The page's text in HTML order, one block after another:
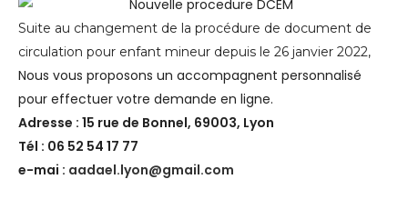
Suite au changement de la procédure de document de
circulation pour enfant mineur depuis le 26 janvier 2022,
Nous vous proposons un accompagnent personnalisé
pour effectuer votre demande en ligne.
Adresse : 15 rue de Bonnel, 69003, Lyon
Tél : 06 52 54 17 77
e-mai : aadael.lyon@gmail.com